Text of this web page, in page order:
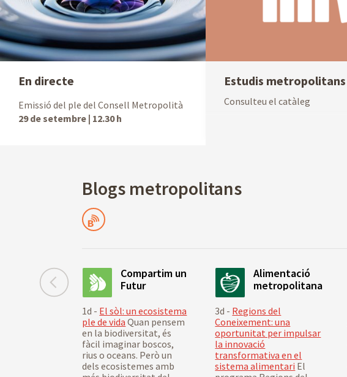
En directe
Emissió del ple del Consell Metropolità
29 de setembre | 12.30 h
Estudis metropolitans
Consulteu el catàleg
Blogs metropolitans
Compartim un
Futur
1d - El sòl: un ecosistema
ple de vida Quan pensem
en la biodiversitat, és
fàcil imaginar boscos,
rius o oceans. Però un
dels ecosistemes amb
Alimentació
metropolitana
3d - Regions del
Coneixement: una
oportunitat per impulsar
la innovació
transformativa en el
sistema alimentari El